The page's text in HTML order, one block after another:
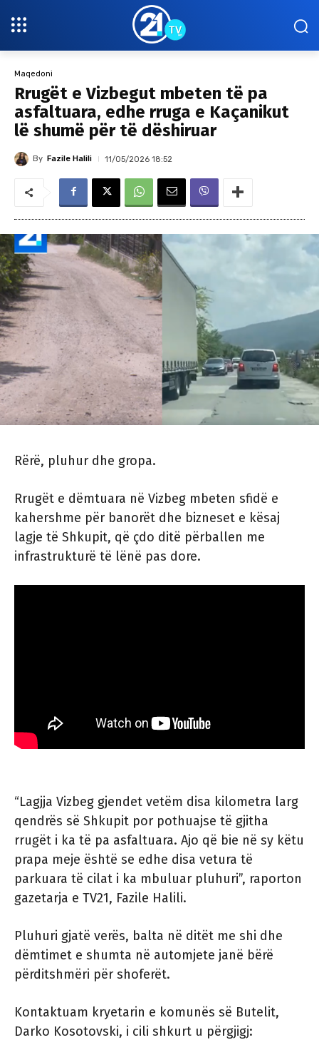
Maqedoni
Rrugët e Vizbegut mbeten të pa
asfaltuara, edhe rruga e Kaçanikut
lë shumë për të dëshiruar
By Fazile Halili 11/05/2026 18:52
Rërë, pluhur dhe gropa.
Rrugët e dëmtuara në Vizbeg mbeten sfidë e
kahershme për banorët dhe bizneset e kësaj
lagje të Shkupit, që çdo ditë përballen me
infrastrukturë të lënë pas dore.
“Lagjja Vizbeg gjendet vetëm disa kilometra larg
qendrës së Shkupit por pothuajse të gjitha
rrugët i ka të pa asfaltuara. Ajo që bie në sy këtu
prapa meje është se edhe disa vetura të
parkuara të cilat i ka mbuluar pluhuri”, raporton
gazetarja e TV21, Fazile Halili.
Pluhuri gjatë verës, balta në ditët me shi dhe
dëmtimet e shumta në automjete janë bërë
përditshmëri për shoferët.
Kontaktuam kryetarin e komunës së Butelit,
Darko Kosotovski, i cili shkurt u përgjigj: